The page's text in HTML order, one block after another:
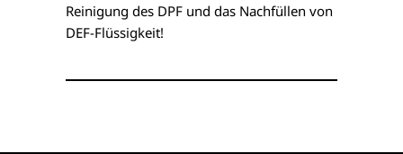
Reinigung des DPF und das Nachfüllen von
DEF-Flüssigkeit!